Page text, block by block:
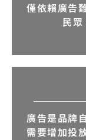
僅依賴廣告
民眾
廣告是品牌
需要增加投